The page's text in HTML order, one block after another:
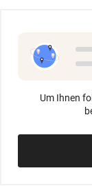
search
eingeben
Um Ihnen